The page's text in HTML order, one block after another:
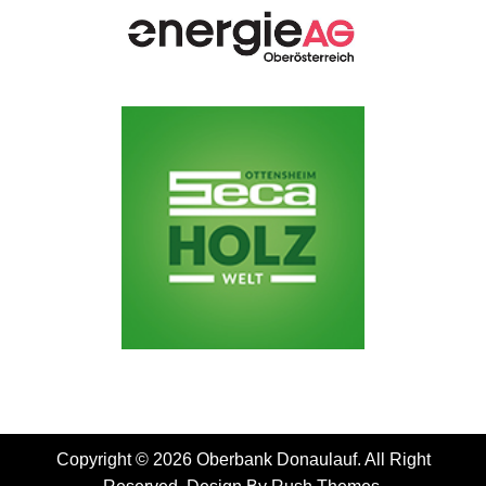
Copyright © 2026 Oberbank Donaulauf. All Right